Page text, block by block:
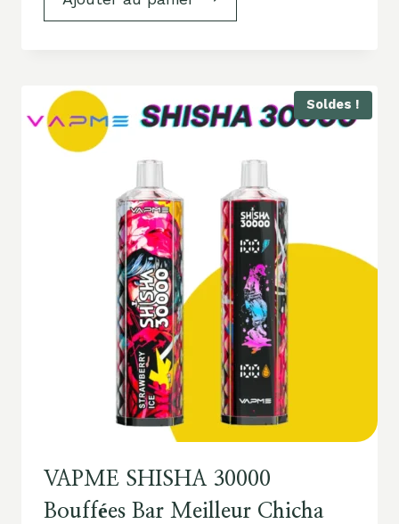
Soldes !
VAPME SHISHA 30000
Bouffées Bar Meilleur Chicha